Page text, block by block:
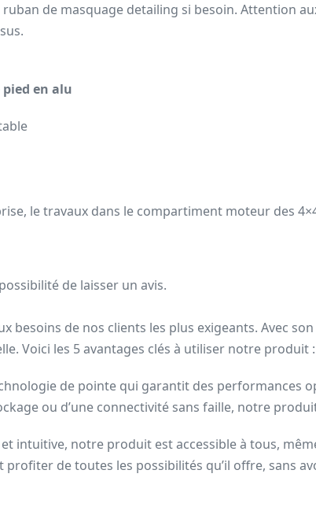
de masquage detailing si besoin. Attention
en alu
le travaux dans le compartiment moteur des
de laisser un avis.
de nos clients les plus exigeants. Avec
Voici les 5 avantages clés à utiliser notre produit :
de pointe qui garantit des performances
ou d’une connectivité sans faille, notre
intuitive, notre produit est accessible à tous,
de toutes les possibilités qu’il offre, sans